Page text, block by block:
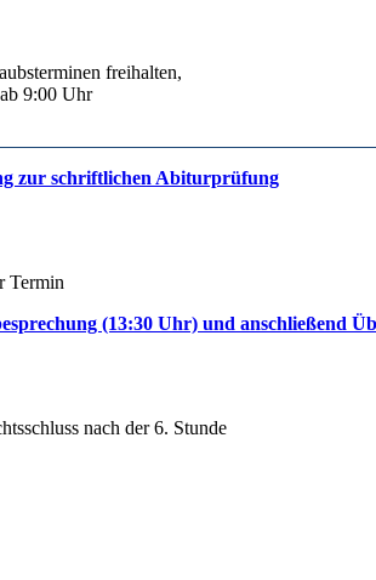
freihalten,
9:00 Uhr
zur schriftlichen Abiturprüfung
Termin
(13:30 Uhr) und anschließend
nach der 6. Stunde